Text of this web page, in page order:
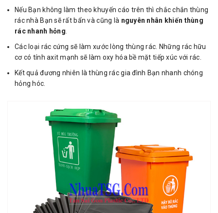
Nếu Bạn không làm theo khuyến cáo trên thì chắc chắn thùng
rác nhà Bạn sẽ rất bẩn và cũng là nguyên nhân khiến thùng
rác nhanh hỏng
Các loại rác cứng sẽ làm xước lòng thùng rác. Những rác hữu
cơ có tính axit mạnh sẽ làm oxy hóa bề mặt tiếp xúc với rác.
Kết quả đương nhiên là thùng rác gia đình Bạn nhanh chóng
hỏng hóc.